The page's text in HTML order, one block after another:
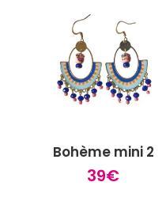
Bohème mini 2
39€